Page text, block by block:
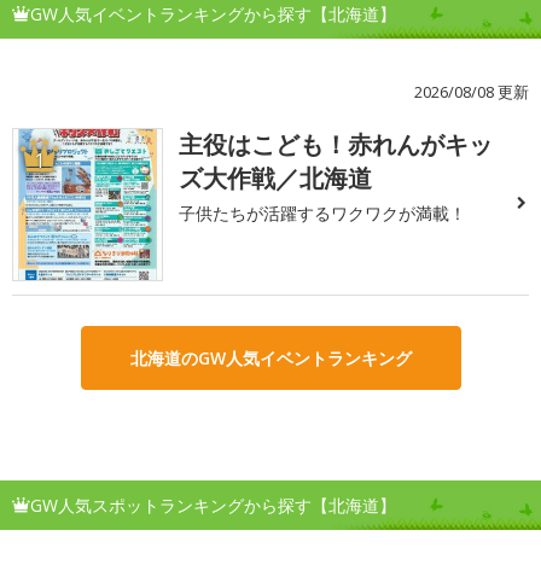
GW人気イベントランキングから探す【北海道】
2026/08/08 更新
1
主役はこども！赤れんがキッ
ズ大作戦／北海道
子供たちが活躍するワクワクが満載！
北海道のGW人気イベントランキング
GW人気スポットランキングから探す【北海道】